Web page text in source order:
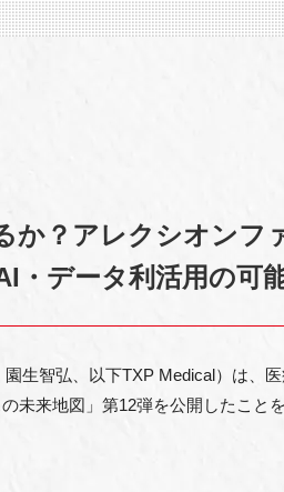
閉じるLINK-J協賛・協力 日本
募集 GTB
か？アレクシオンフ
・データ利活用の可
生智弘、以下TXP Medical）は、
未来地図」第12弾を公開したこと